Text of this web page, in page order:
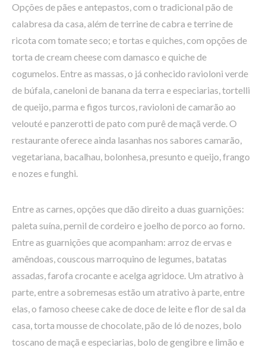
Opções de pães e antepastos, com o tradicional pão de
calabresa da casa, além de terrine de cabra e terrine de
ricota com tomate seco; e tortas e quiches, com opções de
torta de cream cheese com damasco e quiche de
cogumelos. Entre as massas, o já conhecido ravioloni verde
de búfala, caneloni de banana da terra e especiarias, tortelli
de queijo, parma e figos turcos, ravioloni de camarão ao
velouté e panzerotti de pato com purê de maçã verde. O
restaurante oferece ainda lasanhas nos sabores camarão,
vegetariana, bacalhau, bolonhesa, presunto e queijo, frango
e nozes e funghi.
Entre as carnes, opções que dão direito a duas guarnições:
paleta suína, pernil de cordeiro e joelho de porco ao forno.
Entre as guarnições que acompanham: arroz de ervas e
amêndoas, couscous marroquino de legumes, batatas
assadas, farofa crocante e acelga agridoce. Um atrativo à
parte, entre a sobremesas estão um atrativo à parte, entre
elas, o famoso cheese cake de doce de leite e flor de sal da
casa, torta mousse de chocolate, pão de ló de nozes, bolo
toscano de maçã e especiarias, bolo de gengibre e limão e